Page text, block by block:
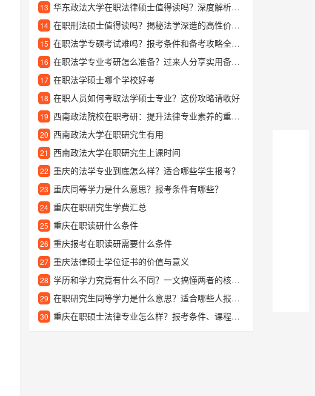
13 华东政法大学在职法律硕士值得读吗？深度解析华政在职法硕项目特色
14 在职刑法硕士值得读吗？揭秘法学深造的高性价比选择
15 在职法学专硕考试难吗？报考条件和备考攻略全解析
16 在职法学专业考研怎么准备？过来人分享实用备考经验
17 在职法学硕士哪个学校好考
18 在职人员如何考取法学硕士专业？这份攻略请收好
19 西南政法院校在职考研：提升法律专业素养的重要路径
20 西南政法大学在职研究生有用
21 西南政法大学在职研究生上课时间
22 重庆的法学专业到底怎么样？适合哪些学生报考？
23 重庆同等学力是什么意思？报考条件有哪些？
24 重庆在职研究生学费汇总
25 重庆在职读研什么条件
26 重庆报考在职读研需要什么条件
27 重庆法律硕士学位证书的价值与意义
28 学历和学力究竟有什么不同？一文搞懂两者的核心区别
29 在职研究生同等学力是什么意思？适合哪些人报考？
30 重庆在职硕士法律专业怎么样？报考条件、课程设置和就业前景全解析